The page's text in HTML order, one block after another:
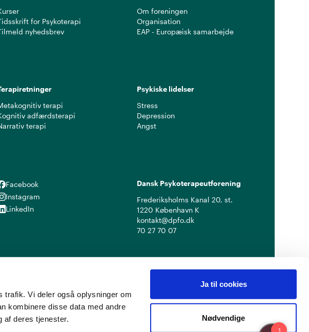
trafik. Vi deler også oplysninger om
kombinere disse data med andre
af deres tjenester.
Ja til cookies
Nødvendige
for Psykoterapi
nyhedsbrev
Om foreningen
Organisation
EAP - Europæisk samarbejde
terapi
adfærdsterapi
terapi
Psykiske lidelser
Stress
Depression
Angst
Facebook
Instagram
LinkedIn
Dansk Psykoterapeutforening
Frederiksholms Kanal 20, st.
1220 København K
kontakt@dpfo.dk
70 27 70 07
Cookiepolitik